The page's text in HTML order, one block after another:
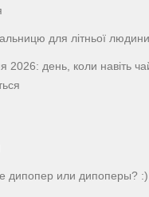
для літньої
2026: день, коли навіть
дипопер или дипоперы? :)